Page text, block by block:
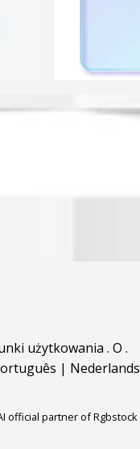
użytkowania . O .
| Nederlands
official partner of Rgbstock